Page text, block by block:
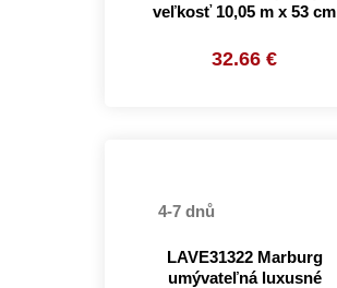
veľkosť 10,05 m x 53 cm
32.66 €
4-7 dnů
LAVE31322 Marburg
umývateľná luxusné